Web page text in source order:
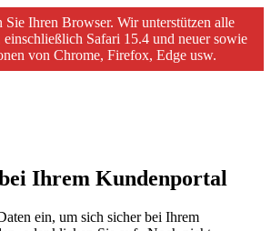
Sie Ihren Browser. Wir unterstützen alle
Safari 15.4 und neuer sowie
von Chrome, Firefox, Edge usw.
Ihrem Kundenportal
ein, um sich sicher bei Ihrem